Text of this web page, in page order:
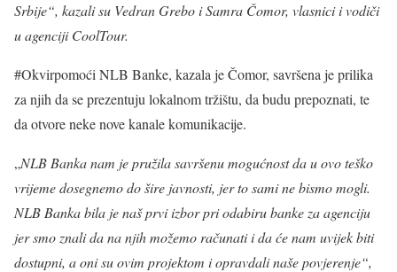
Srbije“, kazali su Vedran Grebo i Samra Čomor, vlasnici i vodiči
u agenciji CoolTour.
#Okvirpomoći NLB Banke, kazala je Čomor, savršena je prilika
za njih da se prezentuju lokalnom tržištu, da budu prepoznati, te
da otvore neke nove kanale komunikacije.
„NLB Banka nam je pružila savršenu mogućnost da u ovo teško
vrijeme dosegnemo do šire javnosti, jer to sami ne bismo mogli.
NLB Banka bila je naš prvi izbor pri odabiru banke za agenciju
jer smo znali da na njih možemo računati i da će nam uvijek biti
dostupni, a oni su ovim projektom i opravdali naše povjerenje“,